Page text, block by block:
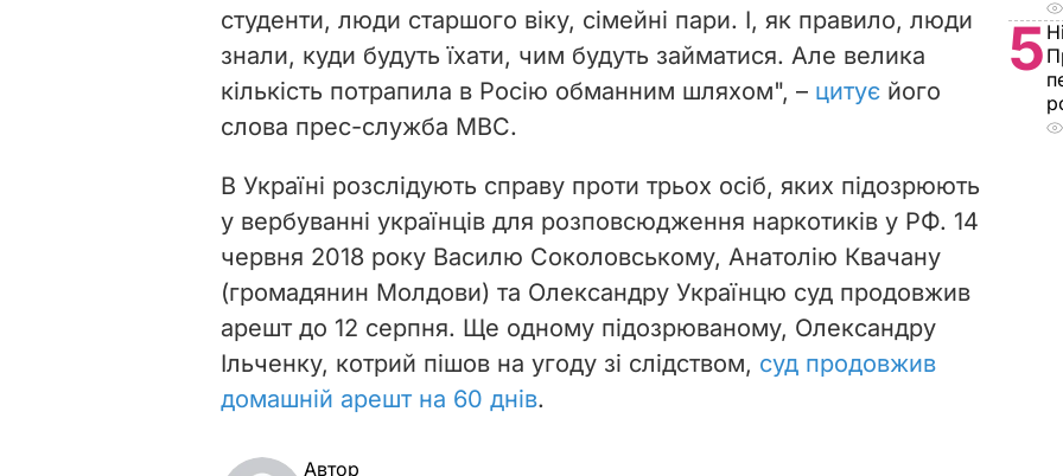
студенти, люди старшого віку, сімейні пари. І, як правило, люди
знали, куди будуть їхати, чим будуть займатися. Але велика
кількість потрапила в Росію обманним шляхом", – цитує його
слова прес-служба МВС.
В Україні розслідують справу проти трьох осіб, яких підозрюють
у вербуванні українців для розповсюдження наркотиків у РФ. 14
червня 2018 року Василю Соколовському, Анатолію Квачану
(громадянин Молдови) та Олександру Українцю суд продовжив
арешт до 12 серпня. Ще одному підозрюваному, Олександру
Ільченку, котрий пішов на угоду зі слідством, суд продовжив
домашній арешт на 60 днів.
Автор
5